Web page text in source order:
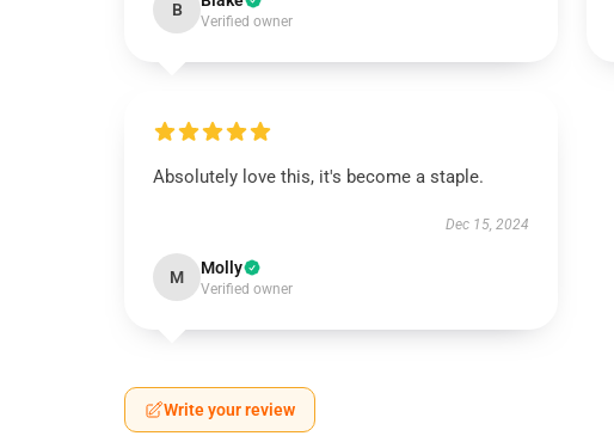
B
Verified owner
Absolutely love this, it's become a staple.
Dec 15, 2024
M Molly
Verified owner
Write your review